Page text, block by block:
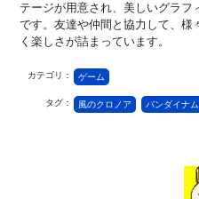
テージが用意され、美しいグラフ
です。友達や仲間と協力して、
く楽しさが詰まっています。
カテゴリ： ゲーム
タグ： 風のクロノア バンダイナ